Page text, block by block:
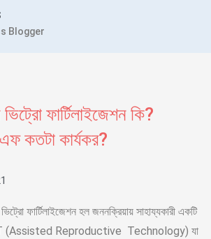
Blogger
ফার্টিলাইজেশন কি?
কতটা কার্যকর?
ফার্টিলাইজেশন হল জননক্রিয়ায় সাহায্যকারী একটি
(Assisted Reproductive Technology) যা